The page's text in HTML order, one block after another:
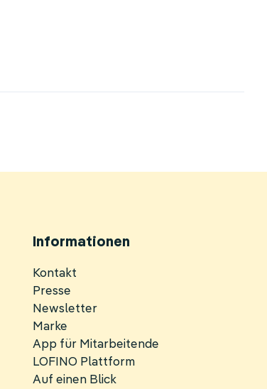
Informationen
Navigation
überspringen
Kontakt
Presse
Newsletter
Marke
App für Mitarbeitende
LOFINO Plattform
Auf einen Blick